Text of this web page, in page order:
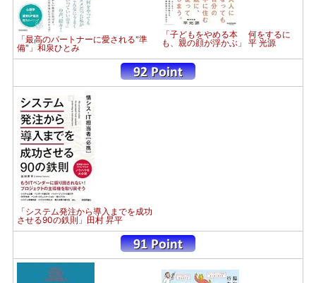
「最高のパートナーに愛される"準
備"」和泉ひとみ
「子どもをやめる本 何をするに
も、親の顔が浮かぶ」 平 光源
「システム発注から導入までを成功
させる90の鉄則」田村 昇平